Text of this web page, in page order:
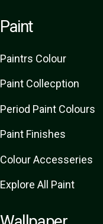
Paint
Paintrs Colour
Paint Collecption
Period Paint Colours
Paint Finishes
Colour Accesseries
Explore All Paint